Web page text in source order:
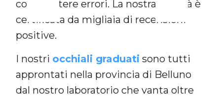
commettere errori. La nostra serietà è
certificata da migliaia di recensioni
positive.
I nostri occhiali graduati sono tutti
approntati nella provincia di Belluno
dal nostro laboratorio che vanta oltre